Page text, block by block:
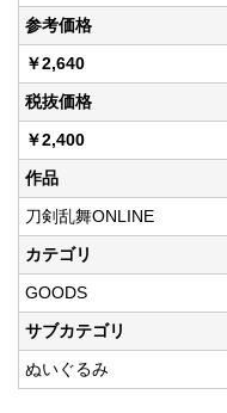
参考価格
￥2,640
税抜価格
￥2,400
作品
刀剣乱舞ONLINE
カテゴリ
GOODS
サブカテゴリ
ぬいぐるみ